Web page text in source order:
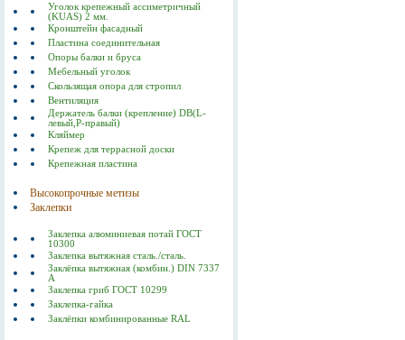
Уголок крепежный ассиметричный
(KUAS) 2 мм.
Кронштейн фасадный
Пластина соединительная
Опоры балки и бруса
Мебельный уголок
Скользящая опора для стропил
Вентиляция
Держатель балки (крепление) DB(L-
левый,P-правый)
Кляймер
Крепеж для террасной доски
Крепежная пластина
Высокопрочные метизы
Заклепки
Заклепка алюминиевая потай ГОСТ
10300
Заклепка вытяжная сталь./сталь.
Заклёпка вытяжная (комбин.) DIN 7337
А
Заклепка гриб ГОСТ 10299
Заклепка-гайка
Заклёпки комбинированные RAL